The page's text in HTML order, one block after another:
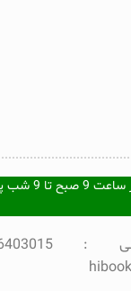
هفت روز هفته